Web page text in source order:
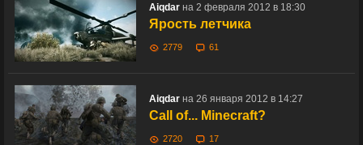
Aiqdar на 2 февраля 2012 в 18:30
Ярость летчика
2779 61
Aiqdar на 26 января 2012 в 14:27
Call of... Minecraft?
2720 17